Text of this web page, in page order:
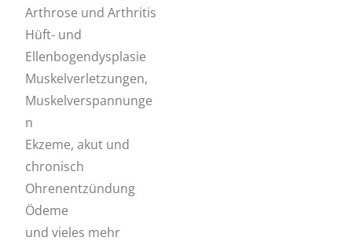
Arthrose und Arthritis
Hüft- und
Ellenbogendysplasie
Muskelverletzungen,
Muskelverspannunge
n
Ekzeme, akut und
chronisch
Ohrenentzündung
Ödeme
und vieles mehr